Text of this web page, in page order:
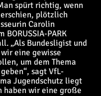
spürt richtig, wenn
plötzlich
Carolin
PARK
„Als Bundesligist und
eine gewisse
um dem Thema
sagt VfL-
Jugendschutz liegt
haben wir eine große